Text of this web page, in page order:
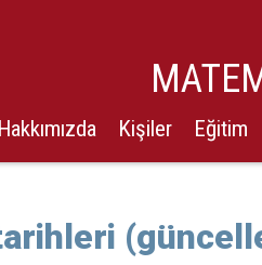
Hakkımızda Kişiler Eğitim